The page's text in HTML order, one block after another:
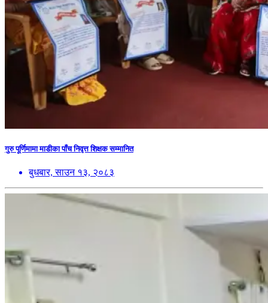
गुरु पूर्णिमामा माडीका पाँच निवृत्त शिक्षक सम्मानित
बुधबार, साउन १३, २०८३